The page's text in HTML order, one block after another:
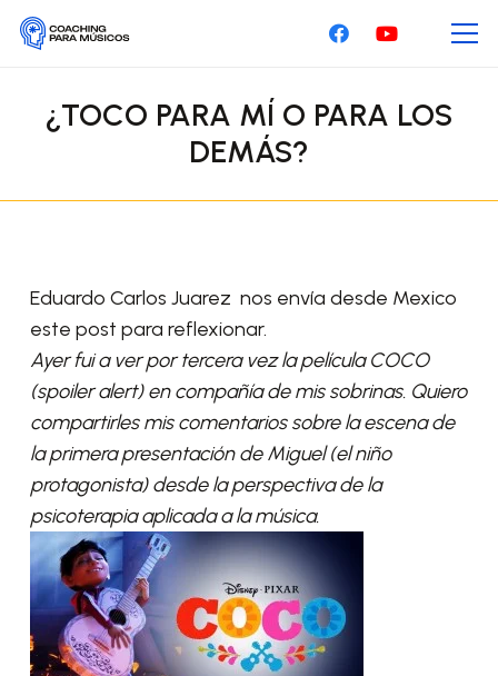
¿TOCO PARA MÍ O PARA LOS
DEMÁS?
Eduardo Carlos Juarez nos envía desde Mexico
este post para reflexionar.
Ayer fui a ver por tercera vez la película COCO
(spoiler alert) en compañía de mis sobrinas. Quiero
compartirles mis comentarios sobre la escena de
la primera presentación de Miguel (el niño
protagonista) desde la perspectiva de la
psicoterapia aplicada a la música.